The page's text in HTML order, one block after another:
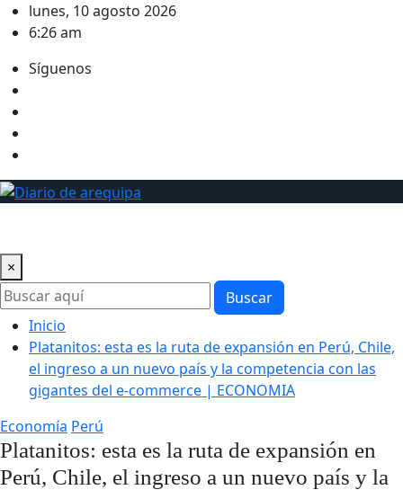
Saltarlunes, 10 agosto 2026
6:26 am
Síguenos
×
Buscar
Inicio
Platanitos: esta es la ruta de expansión en Perú, Chile,
el ingreso a un nuevo país y la competencia con las
gigantes del e-commerce | ECONOMIA
Economía Perú
Platanitos: esta es la ruta de expansión en
Perú, Chile, el ingreso a un nuevo país y la